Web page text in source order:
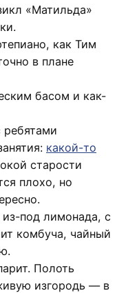
«Матильда»
как Тим
в плане
басом и как-
какой-то
старости
плохо, но
под лимонада, с
комбуча, чайный
Полоть
изгородь — в